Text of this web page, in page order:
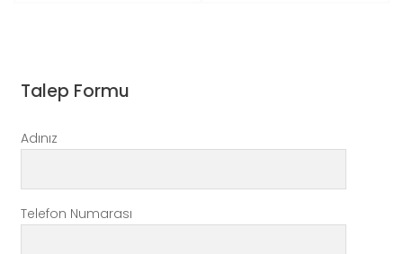
Talep Formu
Adınız
Telefon Numarası